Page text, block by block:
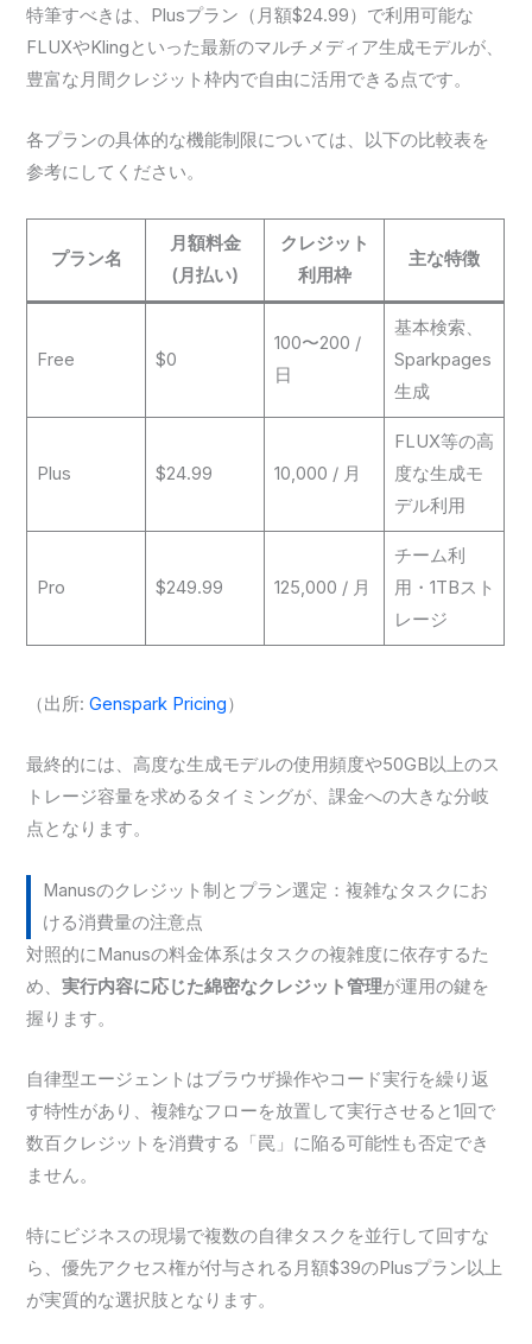
特筆すべきは、Plusプラン（月額$24.99）で利用可能な
FLUXやKlingといった最新のマルチメディア生成モデルが、
豊富な月間クレジット枠内で自由に活用できる点です。
各プランの具体的な機能制限については、以下の比較表を
参考にしてください。
プラン名
月額料金
(月払い)
クレジット
利用枠
主な特徴
Free $0
100〜200 /
日
基本検索、
Sparkpages
生成
Plus $24.99 10,000 / 月
FLUX等の高
度な生成モ
デル利用
Pro $249.99 125,000 / 月
チーム利
用・1TBスト
レージ
（出所:Genspark Pricing）
最終的には、高度な生成モデルの使用頻度や50GB以上のス
トレージ容量を求めるタイミングが、課金への大きな分岐
点となります。
Manusのクレジット制とプラン選定：複雑なタスクにお
ける消費量の注意点
対照的にManusの料金体系はタスクの複雑度に依存するた
め、実行内容に応じた綿密なクレジット管理が運用の鍵を
握ります。
自律型エージェントはブラウザ操作やコード実行を繰り返
す特性があり、複雑なフローを放置して実行させると1回で
数百クレジットを消費する「罠」に陥る可能性も否定でき
ません。
特にビジネスの現場で複数の自律タスクを並行して回すな
ら、優先アクセス権が付与される月額$39のPlusプラン以上
が実質的な選択肢となります。